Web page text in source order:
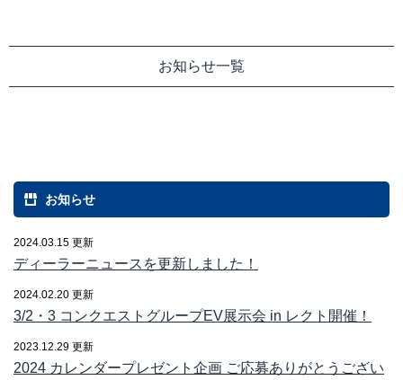
お知らせ一覧
お知らせ
2024.03.15 更新
ディーラーニュースを更新しました！
2024.02.20 更新
3/2・3 コンクエストグループEV展示会 in レクト開催！
2023.12.29 更新
2024 カレンダープレゼント企画 ご応募ありがとうござい